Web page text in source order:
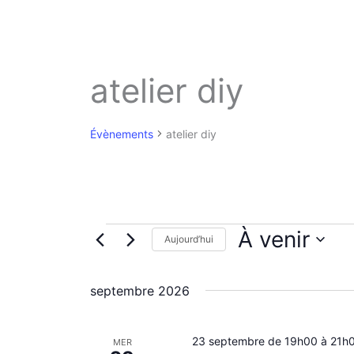
atelier diy
Évènements atelier diy
ÉvènementsAujourd’hui À venir
l
t
septembre 2026
MER 23 septembre de 19h00 à